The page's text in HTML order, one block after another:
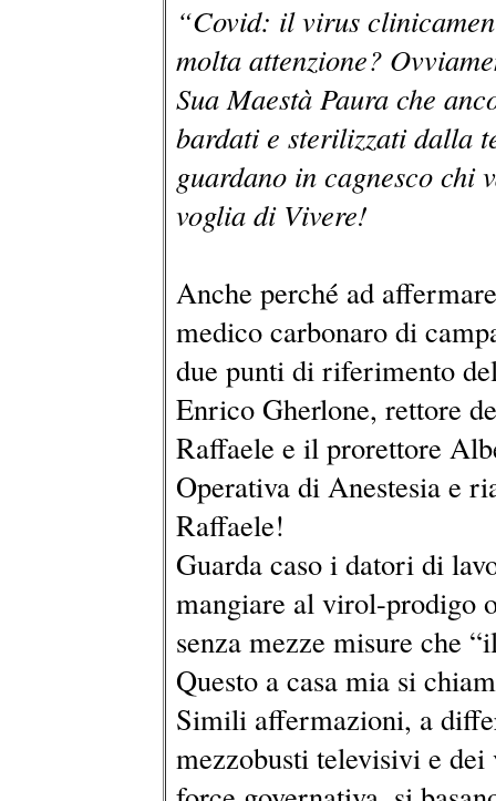
“Covid: il virus
molta attenzione?
Sua Maestà Paura che
bardati e sterilizzati dalla
guardano in cagnesco chi
voglia di Vivere!
Anche perché ad
medico carbonaro di
due punti di riferimento
Enrico Gherlone, rettore
Raffaele e il prorettore
Operativa di Anestesia e
Raffaele!
Guarda caso i datori di
mangiare al virol-prodigo
senza mezze misure che
Questo a casa mia si
Simili affermazioni, a
mezzobusti televisivi e